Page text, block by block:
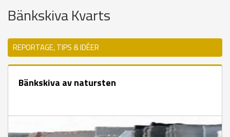
Bänkskiva Kvarts
REPORTAGE, TIPS & IDÉER
Bänkskiva av natursten